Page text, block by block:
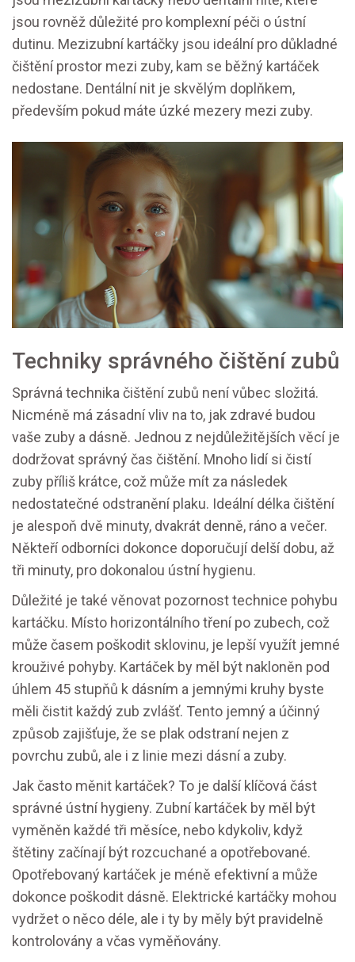
jsou rovněž důležité pro komplexní péči o ústní
dutinu. Mezizubní kartáčky jsou ideální pro důkladné
čištění prostor mezi zuby, kam se běžný kartáček
nedostane. Dentální nit je skvělým doplňkem,
především pokud máte úzké mezery mezi zuby.
Techniky správného čištění zubů
Správná technika čištění zubů není vůbec složitá.
Nicméně má zásadní vliv na to, jak zdravé budou
vaše zuby a dásně. Jednou z nejdůležitějších věcí je
dodržovat správný čas čištění. Mnoho lidí si čistí
zuby příliš krátce, což může mít za následek
nedostatečné odstranění plaku. Ideální délka čištění
je alespoň dvě minuty, dvakrát denně, ráno a večer.
Někteří odborníci dokonce doporučují delší dobu, až
tři minuty, pro dokonalou ústní hygienu.
Důležité je také věnovat pozornost technice pohybu
kartáčku. Místo horizontálního tření po zubech, což
může časem poškodit sklovinu, je lepší využít jemné
krouživé pohyby. Kartáček by měl být nakloněn pod
úhlem 45 stupňů k dásním a jemnými kruhy byste
měli čistit každý zub zvlášť. Tento jemný a účinný
způsob zajišťuje, že se plak odstraní nejen z
povrchu zubů, ale i z linie mezi dásní a zuby.
Jak často měnit kartáček? To je další klíčová část
správné ústní hygieny. Zubní kartáček by měl být
vyměněn každé tři měsíce, nebo kdykoliv, když
štětiny začínají být rozcuchané a opotřebované.
Opotřebovaný kartáček je méně efektivní a může
dokonce poškodit dásně. Elektrické kartáčky mohou
vydržet o něco déle, ale i ty by měly být pravidelně
kontrolovány a včas vyměňovány.